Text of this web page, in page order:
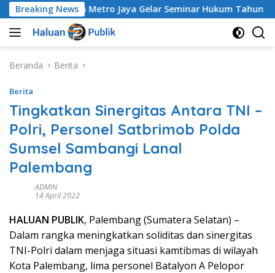
Langsung
ke
konten
Breaking News
Polda Metro Jaya Gelar Seminar Hukum Tahun 2026
Beranda Berita
Berita
Tingkatkan Sinergitas Antara TNI –
Polri, Personel Satbrimob Polda
Sumsel Sambangi Lanal
Palembang
ADMIN
14 April 2022
HALUAN PUBLIK, Palembang (Sumatera Selatan) –
Dalam rangka meningkatkan soliditas dan sinergitas
TNI-Polri dalam menjaga situasi kamtibmas di wilayah
Kota Palembang, lima personel Batalyon A Pelopor